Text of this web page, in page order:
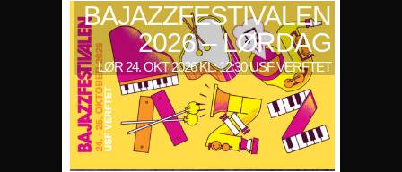
BAJAZZFESTIVALEN
2026 – LØRDAG
LØR 24. OKT 2026 KL: 12:30 USF VERFTET